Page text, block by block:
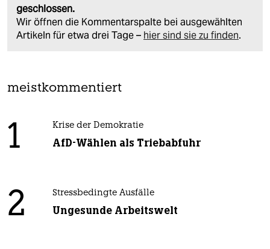
geschlossen.
Wir öffnen die Kommentarspalte bei ausgewählten
Artikeln für etwa drei Tage – hier sind sie zu finden.
meistkommentiert
1 Krise der Demokratie
AfD-Wählen als Triebabfuhr
2 Stressbedingte Ausfälle
Ungesunde Arbeitswelt